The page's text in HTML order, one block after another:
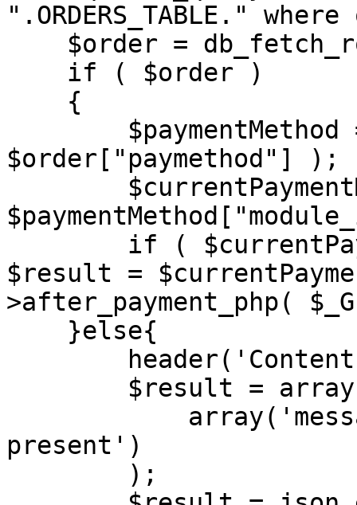
".ORDERS_TABLE."
$order["paymethod"] );
$result =
>after_payment_php(
present')